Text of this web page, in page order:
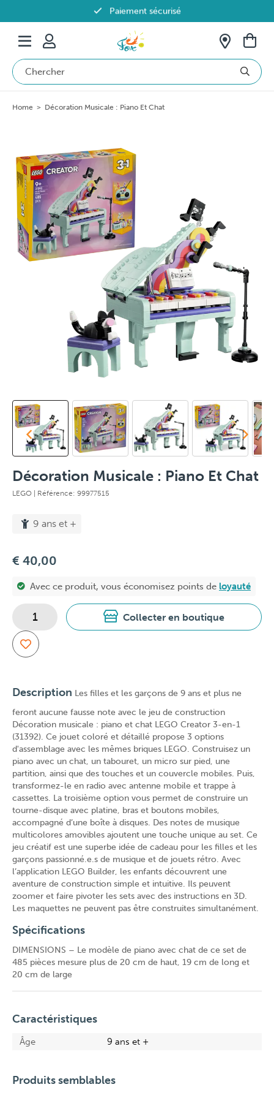
Paiement sécurisé
Livraison offerte dès 69€ en Belgique
Home > Décoration Musicale : Piano Et Chat
Décoration Musicale : Piano Et Chat
LEGO | Référence: 99977515
9 ans et +
€ 40,00
Avec ce produit, vous économisez points de loyauté
Collecter en boutique
Description Les filles et les garçons de 9 ans et plus ne
feront aucune fausse note avec le jeu de construction
Décoration musicale : piano et chat LEGO Creator 3-en-1
(31392). Ce jouet coloré et détaillé propose 3 options
d'assemblage avec les mêmes briques LEGO. Construisez un
piano avec un chat, un tabouret, un micro sur pied, une
partition, ainsi que des touches et un couvercle mobiles. Puis,
transformez-le en radio avec antenne mobile et trappe à
cassettes. La troisième option vous permet de construire un
tourne-disque avec platine, bras et boutons mobiles,
accompagné d’une boîte à disques. Des notes de musique
multicolores amovibles ajoutent une touche unique au set. Ce
jeu créatif est une superbe idée de cadeau pour les filles et les
garçons passionné.e.s de musique et de jouets rétro. Avec
l’application LEGO Builder, les enfants découvrent une
aventure de construction simple et intuitive. Ils peuvent
zoomer et faire pivoter les sets avec des instructions en 3D.
Les maquettes ne peuvent pas être construites simultanément.
Spécifications
DIMENSIONS – Le modèle de piano avec chat de ce set de
485 pièces mesure plus de 20 cm de haut, 19 cm de long et
20 cm de large
Caractéristiques
Âge 9 ans et +
Produits semblables